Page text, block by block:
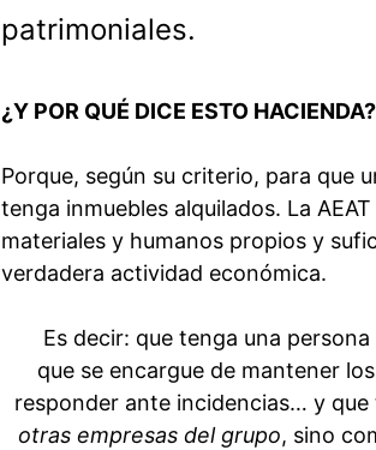
patrimoniales.
¿Y POR QUÉ DICE ESTO HACIENDA?
Porque, según su criterio, para que
tenga inmuebles alquilados. La
materiales y humanos propios y
verdadera actividad económica.
Es decir: que tenga una
que se encargue de mantener
responder ante incidencias… y que
otras empresas del grupo, sino